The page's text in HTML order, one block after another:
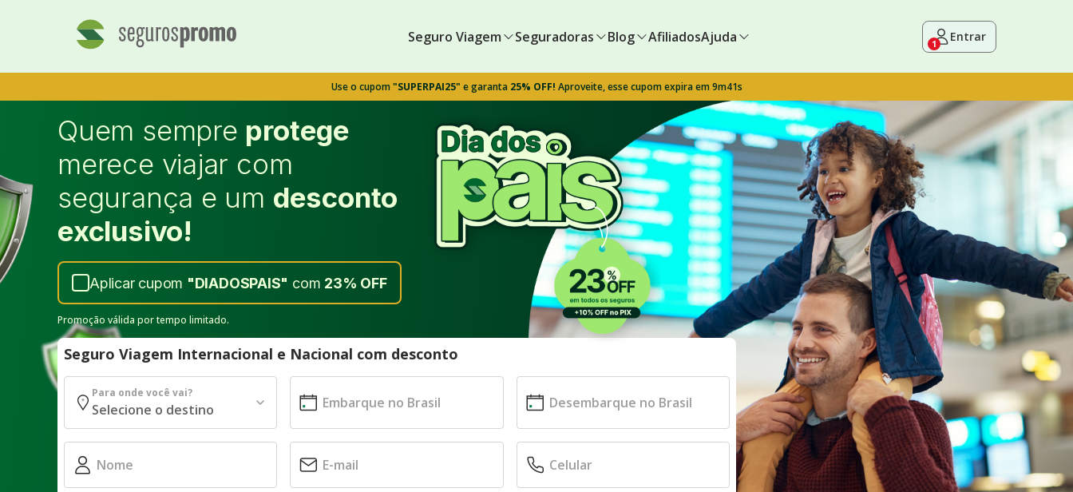
Seguro Viagem Seguradoras Blog AfiliadosAjuda 1 Entrar
Use o cupom"SUPERPAI25" e garanta 25% OFF! Aproveite, esse cupom expira em 9m40s
Quem sempre protege
merece viajar com
segurança e um desconto
exclusivo!
Aplicar cupom "DIADOSPAIS" com 23% OFF
Promoção válida por tempo limitado.
Seguro Viagem Internacional e Nacional com desconto
Para onde você vai?